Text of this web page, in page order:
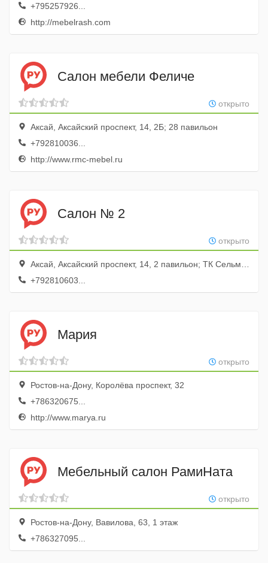
+795257926...
http://mebelrash.com
Салон мебели Феличе
открыто
Аксай, Аксайский проспект, 14, 2Б; 28 павильон
+792810036...
http://www.rmc-mebel.ru
Салон № 2
открыто
Аксай, Аксайский проспект, 14, 2 павильон; ТК Сельмаш 2
+792810603...
Мария
открыто
Ростов-на-Дону, Королёва проспект, 32
+786320675...
http://www.marya.ru
Мебельный салон РамиНата
открыто
Ростов-на-Дону, Вавилова, 63, 1 этаж
+786327095...